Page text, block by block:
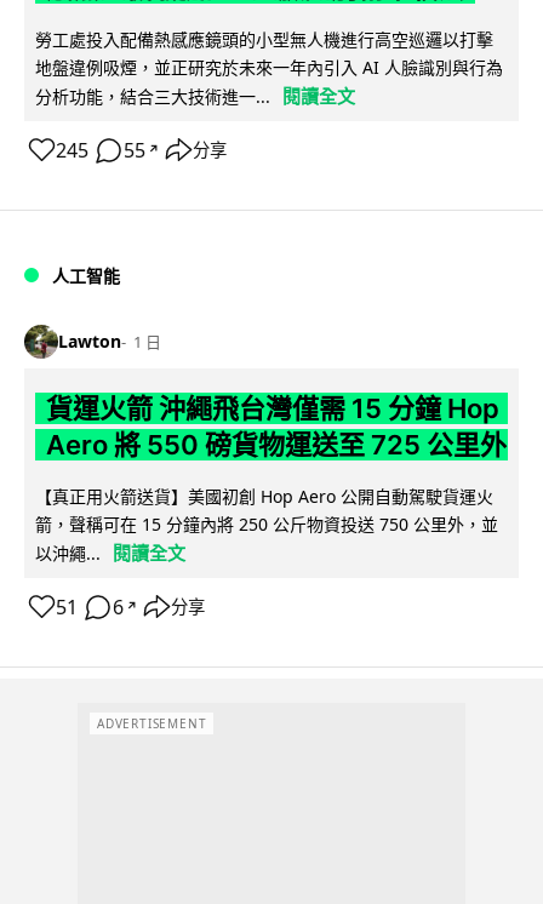
勞工處投入配備熱感應鏡頭的小型無人機進行高空巡邏以打擊
地盤違例吸煙，並正研究於未來一年內引入 AI 人臉識別與行為
分析功能，結合三大技術進一...
閱讀全文
245 55 ↗ 分享
人工智能
Lawton 1 日
貨運火箭 沖繩飛台灣僅需 15 分鐘 Hop
Aero 將 550 磅貨物運送至 725 公里外
【真正用火箭送貨】美國初創 Hop Aero 公開自動駕駛貨運火
箭，聲稱可在 15 分鐘內將 250 公斤物資投送 750 公里外，並
以沖繩...
閱讀全文
51 6 ↗ 分享
ADVERTISEMENT